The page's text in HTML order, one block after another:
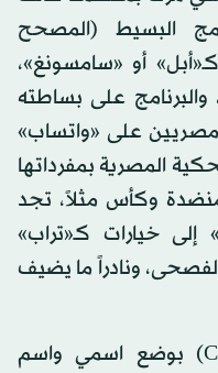
البسيط (المصحح
أو «سامسونغ»،
على بساطته
مصريين على «واتساب»
المصرية بمفرداتها
وكأس مثلاً، تجد
إلى خيارات كـ«تراب»
ونادراً ما يضيف
جربنا خدمة ماسك (ChatGPT) بوضع اسمي واسم